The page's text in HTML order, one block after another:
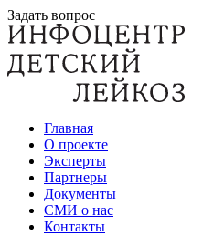
Задать вопрос
Главная
О проекте
Эксперты
Партнеры
Документы
СМИ о нас
Контакты